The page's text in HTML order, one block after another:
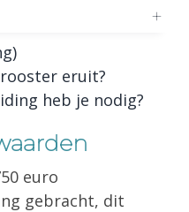
+
eruit?
heb je nodig?
euro
gebracht, dit